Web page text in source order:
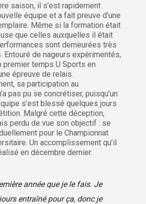
saison, il s’est rapidement
équipe et a fait preuve d’une
Même si la formation était
que celles auxquelles il était
sont demeurées très
Entouré de nageurs expérimentés,
premier temps U Sports en
épreuve de relais.
sa participation au
pas pu se concrétiser, puisqu’un
s’est blessé quelques jours
Malgré cette déception,
perdu de vue son objectif : se
pour le Championnat
Un accomplissement qu’il
en décembre dernier.
année que je le fais. Je
entraîné pour ça, donc je